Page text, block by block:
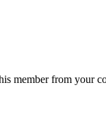
member from your